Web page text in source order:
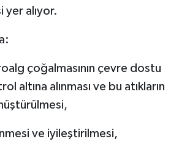
yer alıyor.
çoğalmasının çevre dostu
altına alınması ve bu atıkların
ve iyileştirilmesi,